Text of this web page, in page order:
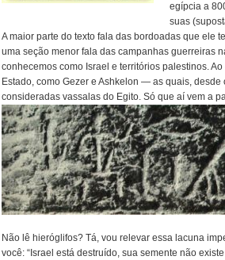
egípcia a
suas
A maior parte do texto fala das bordoadas que ele
uma seção menor fala das campanhas guerreiras
conhecemos como Israel e territórios palestinos.
Estado, como Gezer e Ashkelon — as quais,
consideradas vassalas do Egito. Só que aí vem a
Não lê hieróglifos? Tá, vou relevar essa lacuna
você: “Israel está destruído, sua semente não